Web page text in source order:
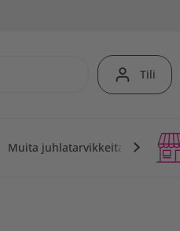
Tili
Muita juhlatarvikkeita